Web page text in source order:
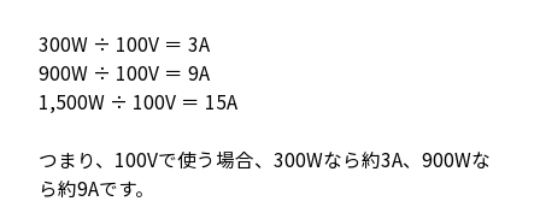
300W ÷ 100V ＝ 3A
900W ÷ 100V ＝ 9A
1,500W ÷ 100V ＝ 15A
つまり、100Vで使う場合、300Wなら約3A、900Wな
ら約9Aです。